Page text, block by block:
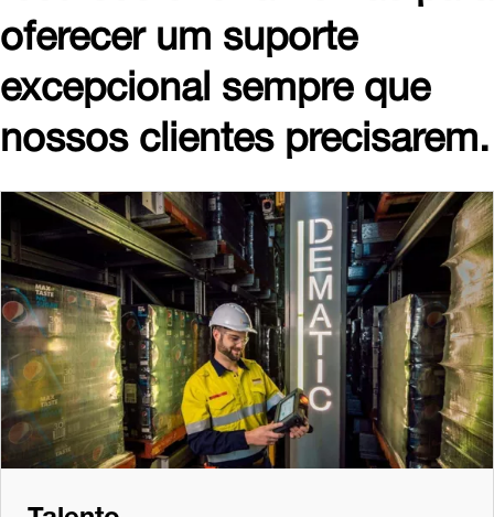
oferecer um suporte
excepcional sempre que
nossos clientes precisarem.